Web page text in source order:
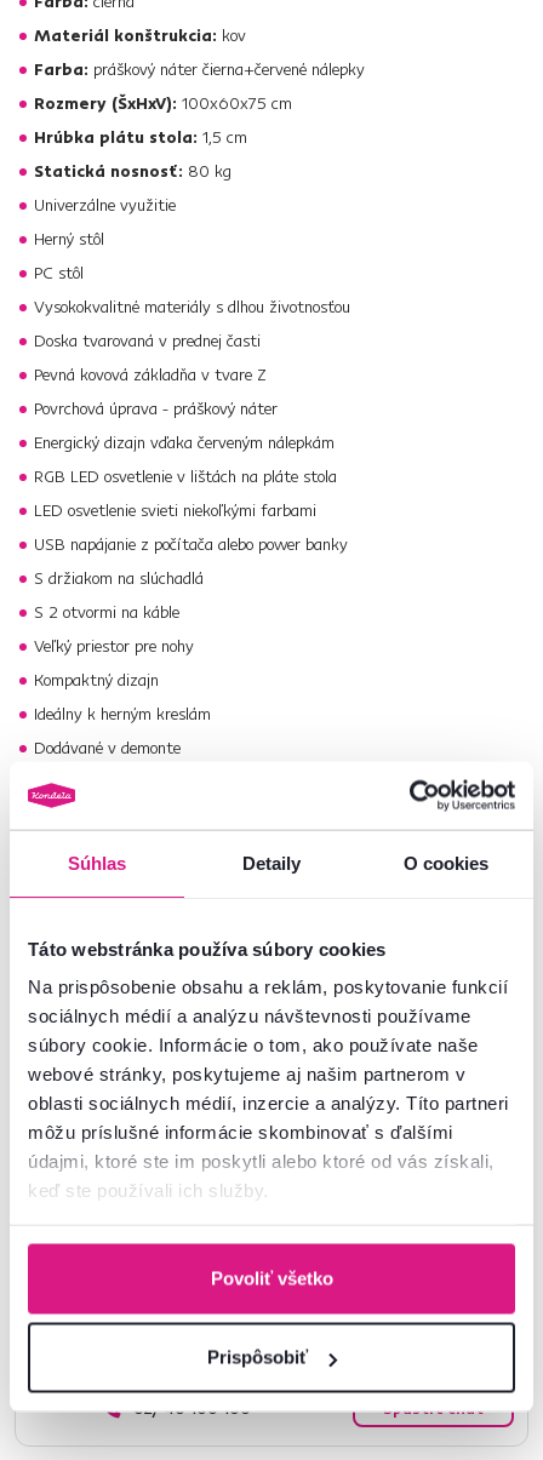
Súhlas Detaily O cookies
Táto webstránka používa súbory cookies
Na prispôsobenie obsahu a reklám, poskytovanie funkcií
sociálnych médií a analýzu návštevnosti používame
súbory cookie. Informácie o tom, ako používate naše
webové stránky, poskytujeme aj našim partnerom v
oblasti sociálnych médií, inzercie a analýzy. Títo partneri
môžu príslušné informácie skombinovať s ďalšími
údajmi, ktoré ste im poskytli alebo ktoré od vás získali,
keď ste používali ich služby.
Povoliť všetko
Prispôsobiť
Materiál konštrukcia: kov
Farba: práškový náter čierna+červené nálepky
Rozmery (ŠxHxV): 100x60x75 cm
Hrúbka plátu stola: 1,5 cm
Statická nosnosť: 80 kg
Univerzálne využitie
Herný stôl
PC stôl
Vysokokvalitné materiály s dlhou životnosťou
Doska tvarovaná v prednej časti
Pevná kovová základňa v tvare Z
Povrchová úprava - práškový náter
Energický dizajn vďaka červeným nálepkám
RGB LED osvetlenie v lištách na pláte stola
LED osvetlenie svieti niekoľkými farbami
USB napájanie z počítača alebo power banky
S držiakom na slúchadlá
S 2 otvormi na káble
Veľký priestor pre nohy
Kompaktný dizajn
Ideálny k herným kreslám
Dodávané v demonte
Z-tkovýherný stôl MACKENZIE
máme v ponuke aj v inom rozmere, bez
Ak hľadáte iný typ alebo farebné prevedenie, nazrite do našej ponuky
herného stola potrebujete ajherné kreslo. Vyberajte z našej ponuky.
Číslo produktu : 0000292742
Základné parametre
Rozmery a špecifikácie
Nenašli ste požadované informácie?
Kontaktujte nás a my vám radi poradíme
02/ 40 100 100 Spustiť chat